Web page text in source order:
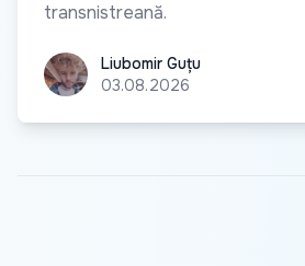
transnistreană.
Liubomir Guțu
Liubomir Guțu
03.08.2026